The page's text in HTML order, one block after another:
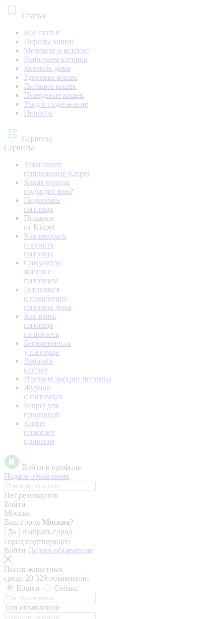
Статьи
Все статьи
Породы кошек
Мечтаете о котенке
Выбираем котенка
Котенок дома
Здоровье кошек
Питание кошек
Поведение кошек
Уход и содержание
Новости
Сервисы
Сервисы
Установите
приложение Kinpet
Какая порода
подходит вам?
Подобрать
питомца
Подарки
от Kinpet
Как выбрать
и купить
питомца
Симулятор
жизни с
питомцем
Готовимся
к появлению
питомца дома
Как взять
питомца
из приюта
Беременность
у питомца
Выбрать
кличку
Изучаем эмоции питомца
Журнал
о питомцах
Kinpet для
продавцов
Kinpet
помогает
приютам
Войти в профиль
Подать объявление
Нет результатов
Войти
Москва
Ваш город Москва?
Да
Выбрать город
Город подтверждён
Войти Подать объявление
Поиск животных
среди 20 329 объявлений
Кошки
Собаки
Тип объявления